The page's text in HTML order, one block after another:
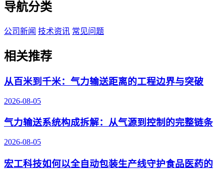
导航分类
公司新闻 技术资讯 常见问题
相关推荐
从百米到千米：气力输送距离的工程边界与突破
2026-08-05
气力输送系统构成拆解：从气源到控制的完整链条
2026-08-05
宏工科技如何以全自动包装生产线守护食品医药的